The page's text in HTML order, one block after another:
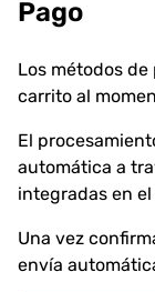
Pago
Los métodos
carrito al
El
automática a
integradas en el
Una vez
envía